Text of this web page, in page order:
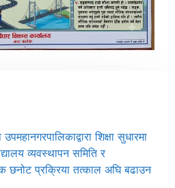
शिक्षा सुधारमा
व्यवस्थापन समिति र
छनोट प्रक्रिया तत्काल अघि बढाउन